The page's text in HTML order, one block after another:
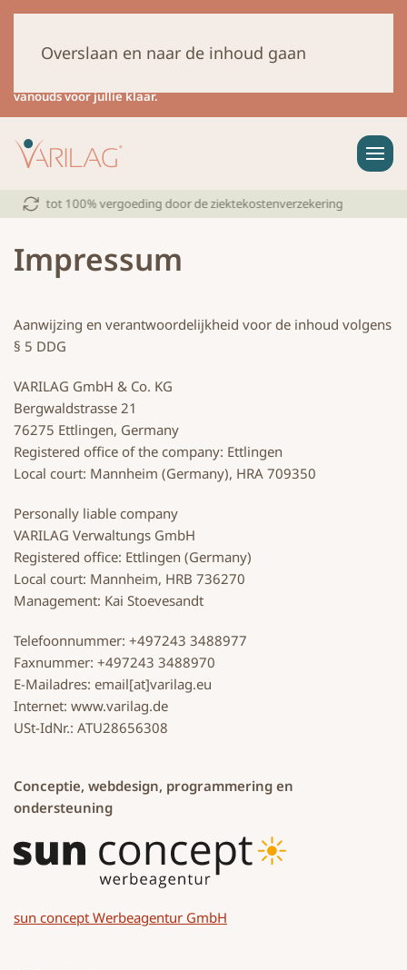
Vragen via het contactformulier, per e-mail of telefoon kunnen slechts
vanouds voor jullie klaar.
Overslaan en naar de inhoud gaan
tot 100% vergoeding door de ziektekostenverzekering
Impressum
Aanwijzing en verantwoordelijkheid voor de inhoud volgens
§ 5 DDG
VARILAG GmbH & Co. KG
Bergwaldstrasse 21
76275 Ettlingen, Germany
Registered office of the company: Ettlingen
Local court: Mannheim (Germany), HRA 709350
Personally liable company
VARILAG Verwaltungs GmbH
Registered office: Ettlingen (Germany)
Local court: Mannheim, HRB 736270
Management: Kai Stoevesandt
Telefoonnummer: +497243 3488977
Faxnummer: +497243 3488970
E-Mailadres: email[at]varilag.eu
Internet: www.varilag.de
USt-IdNr.: ATU28656308
Conceptie, webdesign, programmering en
ondersteuning
sun concept Werbeagentur GmbH